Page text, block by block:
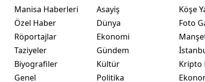
Manisa Haberleri
Özel Haber
Röportajlar
Taziyeler
Biyografiler
Genel
Asayiş
Dünya
Ekonomi
Gündem
Kültür
Politika
Köşe
Foto
Kripto